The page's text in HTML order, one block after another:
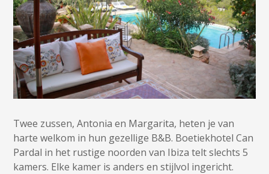
Twee zussen, Antonia en Margarita, heten je van
harte welkom in hun gezellige B&B. Boetiekhotel Can
Pardal in het rustige noorden van Ibiza telt slechts 5
kamers. Elke kamer is anders en stijlvol ingericht.